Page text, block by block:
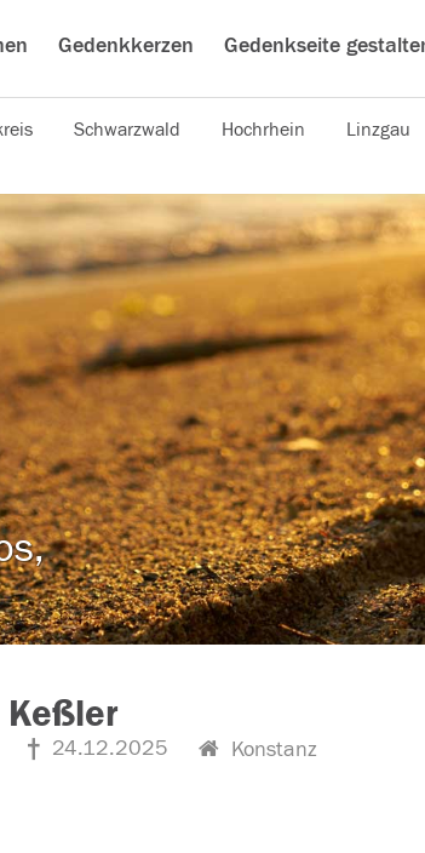
Gedenkkerzen Gedenkseite
Schwarzwald Hochrhein Linzgau
24.12.2025 Konstanz